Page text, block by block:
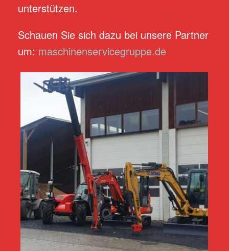
unterstützen.
Schauen Sie sich dazu bei unsere Partner
um: maschinenservicegruppe.de